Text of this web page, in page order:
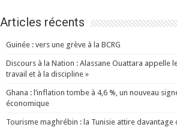
Articles récents
Guinée : vers une grève à la BCRG
Discours à la Nation : Alassane Ouattara appelle
travail et à la discipline »
Ghana : l’inflation tombe à 4,6 %, un nouveau
économique
Tourisme maghrébin : la Tunisie attire